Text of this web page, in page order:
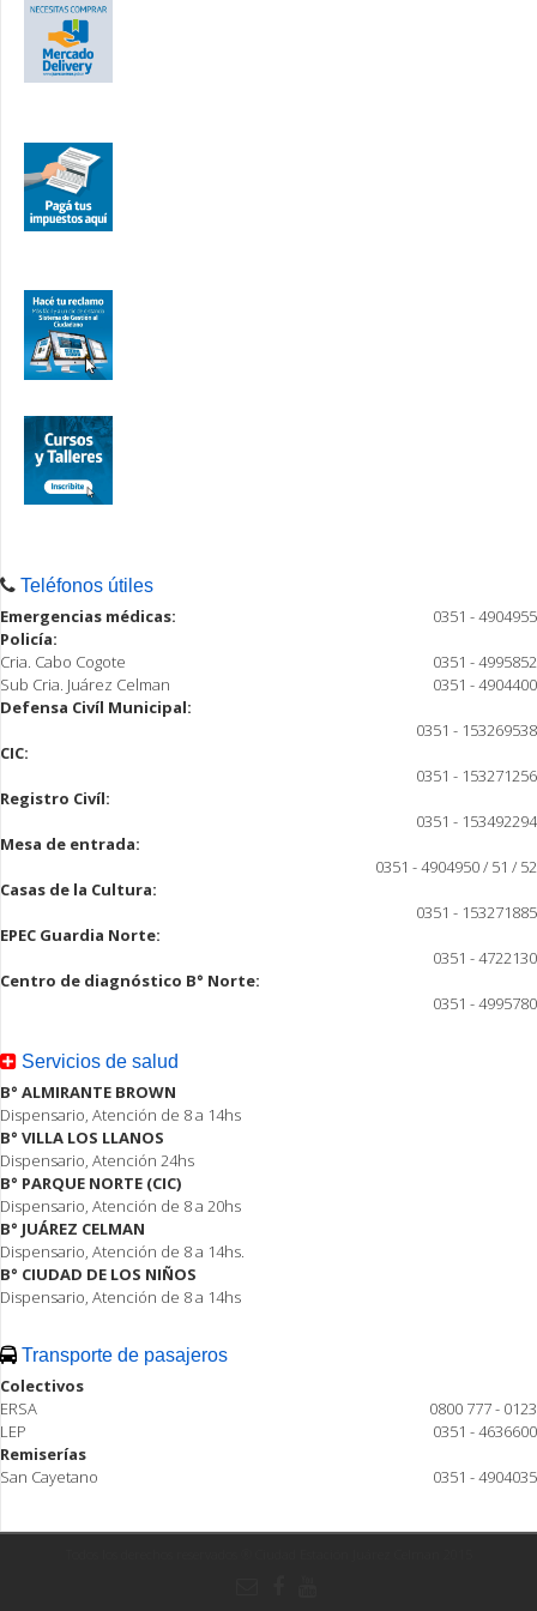
Teléfonos útiles
Emergencias médicas:
0351 - 4904955
Policía:
Cria. Cabo Cogote
0351 - 4995852
Sub Cria. Juárez Celman
0351 - 4904400
Defensa Civíl Municipal:
0351 - 153269538
CIC:
0351 - 153271256
Registro Civíl:
0351 - 153492294
Mesa de entrada:
0351 - 4904950 / 51 / 52
Casas de la Cultura:
0351 - 153271885
EPEC Guardia Norte:
0351 - 4722130
Centro de diagnóstico B° Norte:
0351 - 4995780
Servicios de salud
B° ALMIRANTE BROWN
Dispensario, Atención de 8 a 14hs
B° VILLA LOS LLANOS
Dispensario, Atención 24hs
B° PARQUE NORTE (CIC)
Dispensario, Atención de 8 a 20hs
B° JUÁREZ CELMAN
Dispensario, Atención de 8 a 14hs.
B° CIUDAD DE LOS NIÑOS
Dispensario, Atención de 8 a 14hs
Transporte de pasajeros
Colectivos
ERSA
0800 777 - 0123
LEP
0351 - 4636600
Remiserías
San Cayetano
0351 - 4904035